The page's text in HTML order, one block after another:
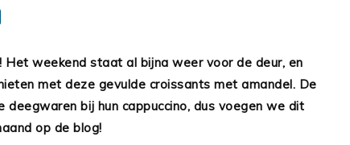
Het weekend staat al bijna weer voor de deur, en
met deze gevulde croissants met amandel. De
bij hun cappuccino, dus voegen we dit
op de blog!